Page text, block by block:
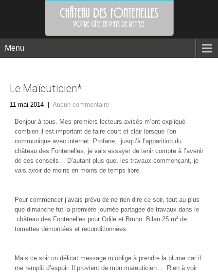
Menu
Le Maïeuticien*
11 mai 2014 Aucun commentaire
Bonjour à tous. Mes premiers lecteurs avisés m’ont expliqué
combien il est important de faire court et clair lorsque l’on
communique avec internet. Profane, jusqu’à l’apparition du
château des Fontenelles, je vais essayer de tenir compte à l’avenir
de ces conseils… D’autant plus que, les travaux commençant, je
vais avoir de moins en moins de temps libre.
Pour commencer j’avais prévu de ne rien dire ce soir, tout au plus
que dimanche fut la première journée partagée de travaux dans le
château des Fontenelles pour Odile et Bruno. Bilan 25 m² de
tomettes démontées et reconditionnées.
Mais ce soir un délicat message m’oblige à prendre la plume car il
me remplit d’espoir. Il provient de mon maïeuticien… Rien à voir